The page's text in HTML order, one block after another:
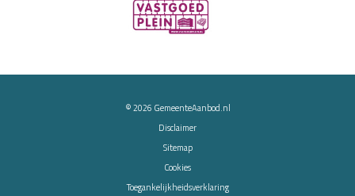
© 2026 GemeenteAanbod.nl
Disclaimer
Sitemap
Cookies
Toegankelijkheidsverklaring